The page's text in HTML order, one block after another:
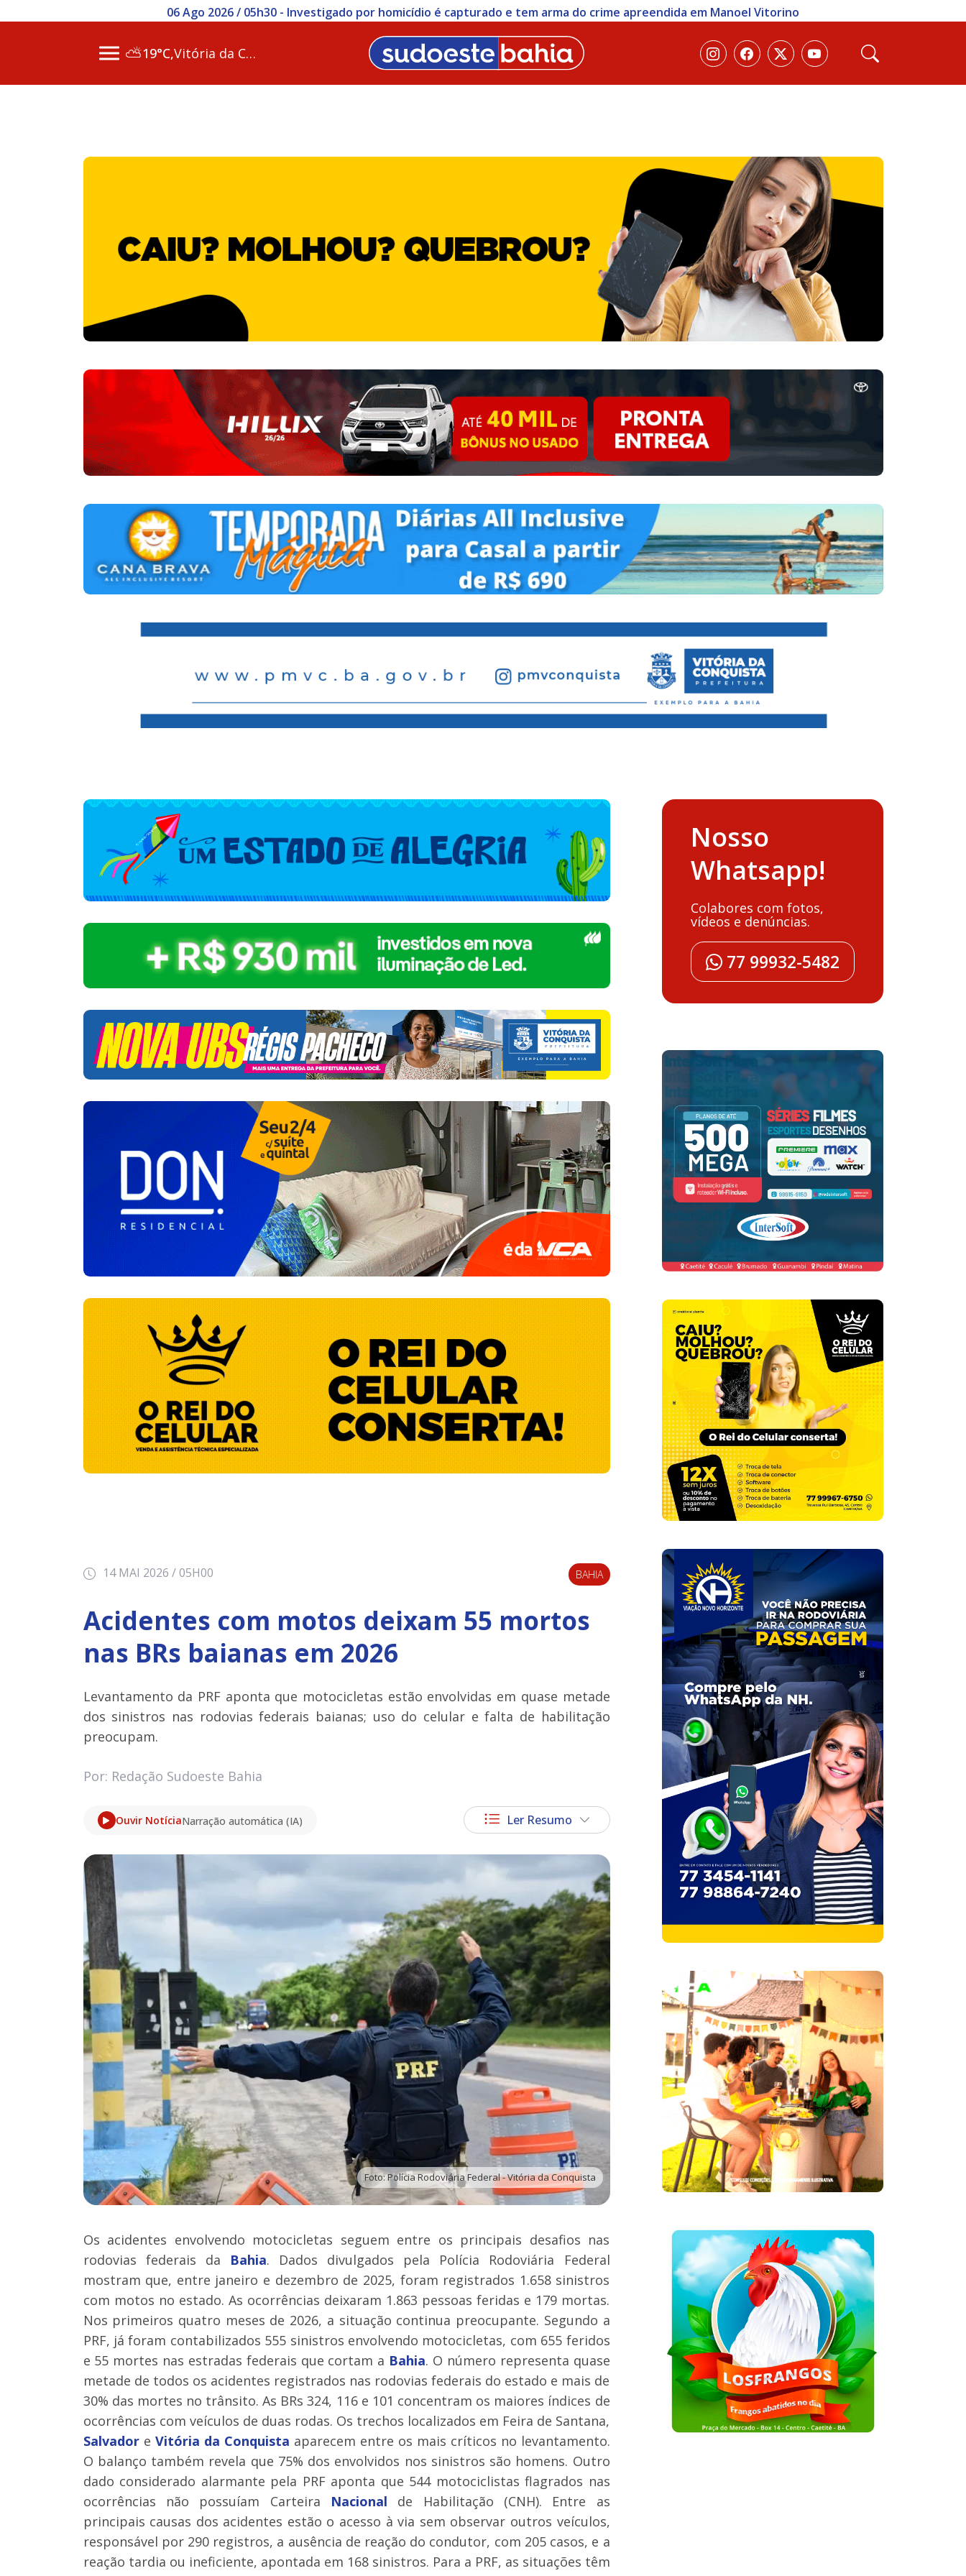
06 Ago 2026 / 05h30 - Investigado por homicídio é capturado e tem arma do crime apreendida em Manoel Vitorino
⛅19°C, Vitória da Conq…
14 MAI 2026 / 05H00 BAHIA
Acidentes com motos deixam 55 mortos
nas BRs baianas em 2026
Levantamento da PRF aponta que motocicletas estão envolvidas em quase metade
dos sinistros nas rodovias federais baianas; uso do celular e falta de habilitação
preocupam.
Por: Redação Sudoeste Bahia
Ouvir NotíciaNarração automática (IA) Ler Resumo
Foto: Polícia Rodoviária Federal - Vitória da Conquista
Os acidentes envolvendo motocicletas seguem entre os principais desafios nas
rodovias federais da Bahia. Dados divulgados pela Polícia Rodoviária Federal
mostram que, entre janeiro e dezembro de 2025, foram registrados 1.658 sinistros
com motos no estado. As ocorrências deixaram 1.863 pessoas feridas e 179 mortas.
Nos primeiros quatro meses de 2026, a situação continua preocupante. Segundo a
PRF, já foram contabilizados 555 sinistros envolvendo motocicletas, com 655 feridos
e 55 mortes nas estradas federais que cortam a Bahia. O número representa quase
metade de todos os acidentes registrados nas rodovias federais do estado e mais de
30% das mortes no trânsito. As BRs 324, 116 e 101 concentram os maiores índices de
ocorrências com veículos de duas rodas. Os trechos localizados em Feira de Santana,
Salvadore Vitória da Conquista aparecem entre os mais críticos no levantamento.
O balanço também revela que 75% dos envolvidos nos sinistros são homens. Outro
dado considerado alarmante pela PRF aponta que 544 motociclistas flagrados nas
ocorrências não possuíam Carteira Nacional de Habilitação (CNH). Entre as
principais causas dos acidentes estão o acesso à via sem observar outros veículos,
responsável por 290 registros, a ausência de reação do condutor, com 205 casos, e a
reação tardia ou ineficiente, apontada em 168 sinistros. Para a PRF, as situações têm
Nosso
Whatsapp!
Colabores com fotos,
vídeos e denúncias.
77 99932-5482